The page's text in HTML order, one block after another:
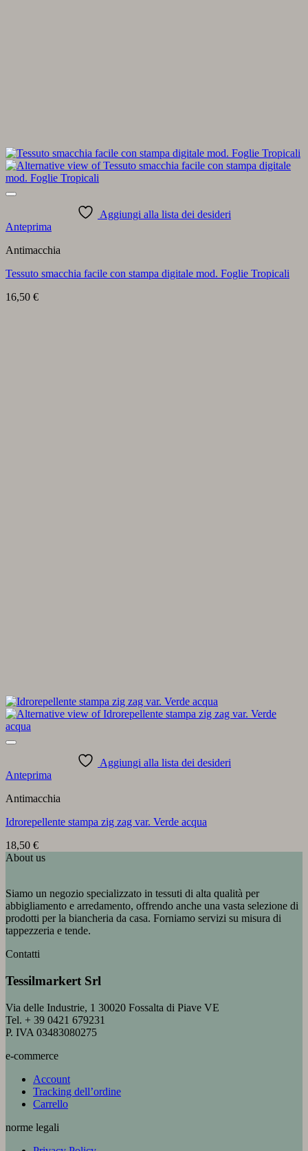
Aggiungi alla lista dei desideri
Anteprima
Antimacchia
Tessuto smacchia facile con stampa digitale mod. Foglie Tropicali
16,50 €
Aggiungi alla lista dei desideri
Anteprima
Antimacchia
Idrorepellente stampa zig zag var. Verde acqua
18,50 €
About us
Siamo un negozio specializzato in tessuti di alta qualità per
abbigliamento e arredamento, offrendo anche una vasta selezione di
prodotti per la biancheria da casa. Forniamo servizi su misura di
tappezzeria e tende.
Contatti
Tessilmarkert Srl
Via delle Industrie, 1 30020 Fossalta di Piave VE
Tel. + 39 0421 679231
P. IVA 03483080275
e-commerce
Account
Tracking dell’ordine
Carrello
norme legali